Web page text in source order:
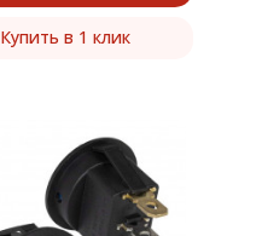
Купить в 1 клик